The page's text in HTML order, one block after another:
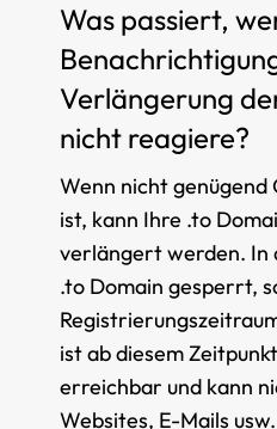
Was passiert,
Verlängerung
nicht reagiere?
Wenn nicht
ist, kann Ihre .to
verlängert werden. In
.to Domain gesperrt,
ist ab diesem
erreichbar und kann
Websites, E-Mails